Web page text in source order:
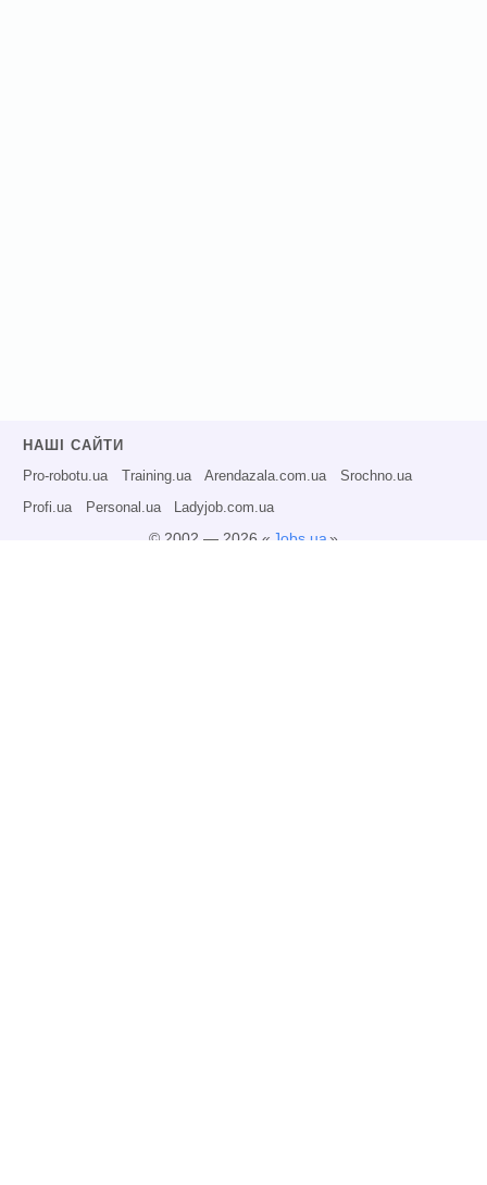
НАШІ САЙТИ
Pro-robotu.ua Training.ua Arendazala.com.ua Srochno.ua
Profi.ua Personal.ua Ladyjob.com.ua
© 2002 — 2026 « Jobs.ua»